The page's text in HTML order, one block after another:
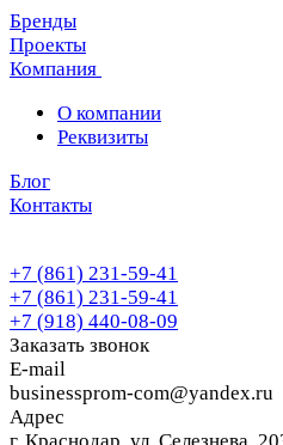
Бренды
Проекты
Компания
О компании
Реквизиты
Блог
Контакты
+7 (861) 231-59-41
+7 (861) 231-59-41
+7 (918) 440-08-09
Заказать звонок
E-mail
businessprom-com@yandex.ru
Адрес